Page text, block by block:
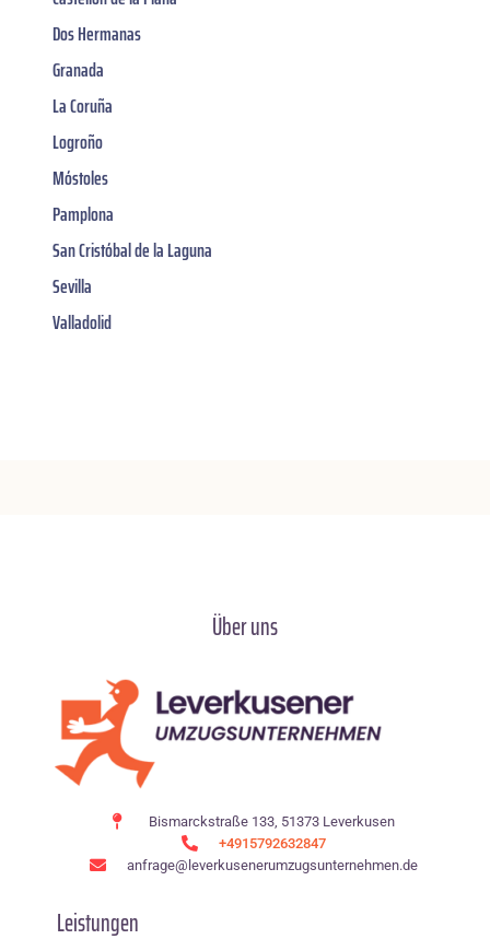
Dos Hermanas
Granada
La Coruña
Logroño
Móstoles
Pamplona
San Cristóbal de la Laguna
Sevilla
Valladolid
Über uns
Bismarckstraße 133, 51373 Leverkusen
+4915792632847
anfrage@leverkusenerumzugsunternehmen.de
Leistungen